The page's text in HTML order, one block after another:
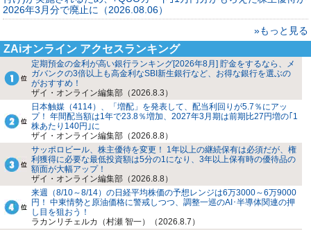
2026年3月分で廃止に（2026.08.06）
»もっと見る
ZAiオンライン アクセスランキング
定期預金の金利が高い銀行ランキング[2026年8月] 貯金をするなら、メ
ガバンクの3倍以上も高金利なSBI新生銀行など、お得な銀行を選ぶの
がおすすめ！
ザイ・オンライン編集部（2026.8.3）
日本触媒（4114）、「増配」を発表して、配当利回りが5.7％にアッ
プ！ 年間配当額は1年で23.8％増加、2027年3月期は前期比27円増の｢1
株あたり140円｣に
ザイ・オンライン編集部（2026.8.8）
サッポロビール、株主優待を変更！ 1年以上の継続保有は必須だが、権
利獲得に必要な最低投資額は5分の1になり、3年以上保有時の優待品の
額面が大幅アップ！
ザイ・オンライン編集部（2026.8.8）
来週（8/10～8/14）の日経平均株価の予想レンジは6万3000～6万9000
円！ 中東情勢と原油価格に警戒しつつ、調整一巡のAI･半導体関連の押
し目を狙おう！
ラカンリチェルカ（村瀬 智一）（2026.8.7）